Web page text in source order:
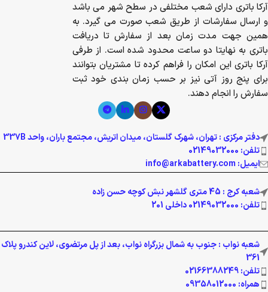
آرکا باتری دارای شعب مختلفی در سطح شهر می باشد
و ارسال سفارشات از طریق شعب صورت می گیرد. به
همین جهت مدت زمان بعد از سفارش تا دریافت
باتری به نهایتا دو ساعت محدود شده است. از طرفی
آرکا باتری این امکان را فراهم کرده تا مشتریان بتوانند
برای پنج روز آتی نیز بر حسب زمان بندی خود ثبت
سفارش را انجام دهند.
دفتر مرکزی : تهران، شهرک گلستان، میدان اتریش، مجتمع باران، واحد 337B
تلفن: 02149032000
ایمیل: info@arkabattery.com
شعبه کرج : 45 متری گلشهر نبش کوچه حسن زاده
تلفن: 02149032000 داخلی 201
شعبه نواب : جنوب به شمال بزرگراه نواب، بعد از پل مرتضوی، لاین کندرو پلاک
361
تلفن: 02166388249
همراه: 09358012000